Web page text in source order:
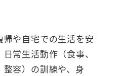
や自宅での生活を安
常生活動作（食事、
整容）の訓練や、身